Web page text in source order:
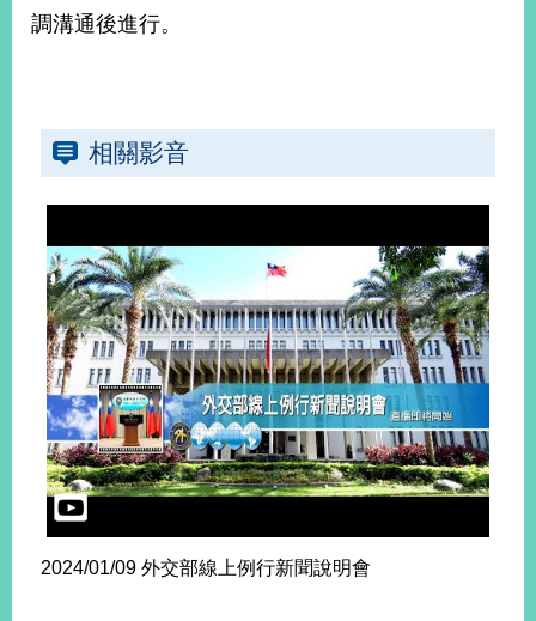
調溝通後進行。
相關影音
2024/01/09 外交部線上例行新聞說明會